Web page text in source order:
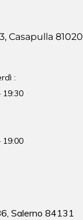
Casapulla 81020
:
19:30
19:00
Salerno 84131